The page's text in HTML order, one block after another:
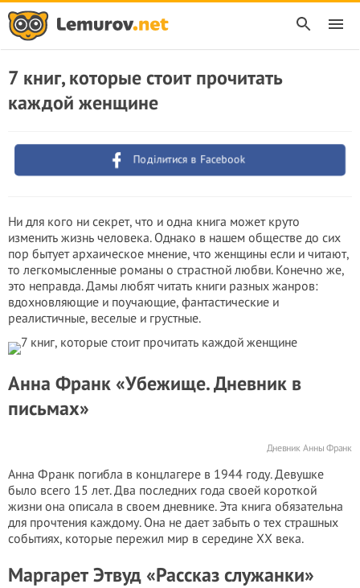
7 книг, которые стоит прочитать
каждой женщине
Поділитися в Facebook
Ни для кого ни секрет, что и одна книга может круто
изменить жизнь человека. Однако в нашем обществе до сих
пор бытует архаическое мнение, что женщины если и читают,
то легкомысленные романы о страстной любви. Конечно же,
это неправда. Дамы любят читать книги разных жанров:
вдохновляющие и поучающие, фантастические и
реалистичные, веселые и грустные.
Анна Франк «Убежище. Дневник в
письмах»
Дневник Анны Франк
Анна Франк погибла в концлагере в 1944 году. Девушке
было всего 15 лет. Два последних года своей короткой
жизни она описала в своем дневнике. Эта книга обязательна
для прочтения каждому. Она не дает забыть о тех страшных
событиях, которые пережил мир в середине ХХ века.
Маргарет Этвуд «Рассказ служанки»